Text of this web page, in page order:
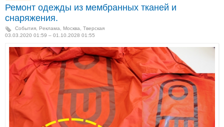
Ремонт одежды из мембранных тканей и
снаряжения.
События Реклама
Москва, Тверская
03.03.2020 01:59 – 01.10.2028 01:55